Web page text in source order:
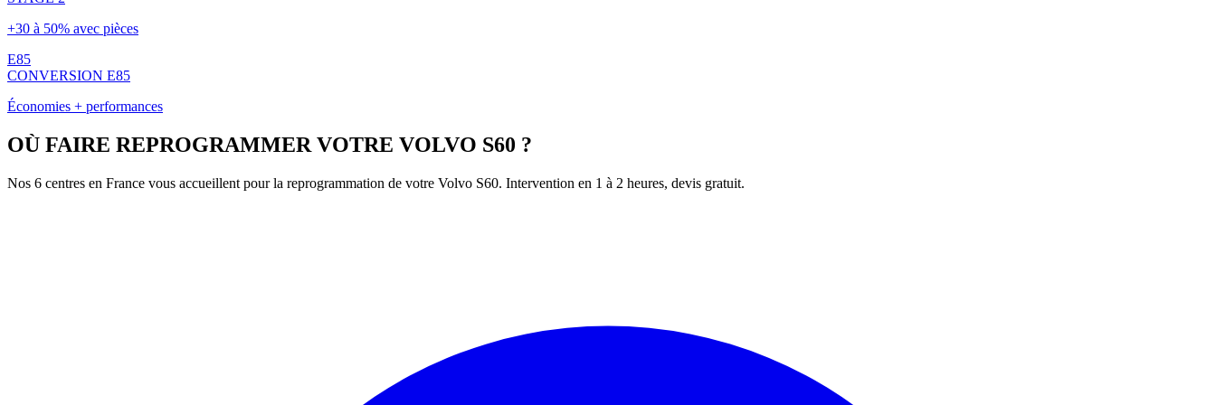
+30 à 50% avec pièces
E85
CONVERSION E85
Économies + performances
OÙ FAIRE REPROGRAMMER VOTRE VOLVO S60 ?
Nos 6 centres en France vous accueillent pour la reprogrammation de votre Volvo S60. Intervention en 1 à 2 heures, devis gratuit.